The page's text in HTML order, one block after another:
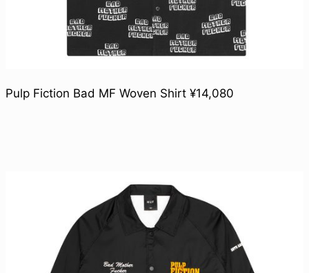
Pulp Fiction Bad MF Woven Shirt ¥14,080